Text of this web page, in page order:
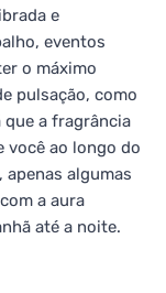
e
eventos
o máximo
pulsação, como
a fragrância
você ao longo do
algumas
a aura
até a noite.